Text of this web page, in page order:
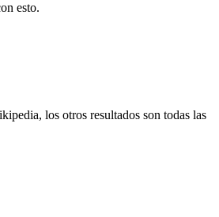
esto.
los otros resultados son todas las